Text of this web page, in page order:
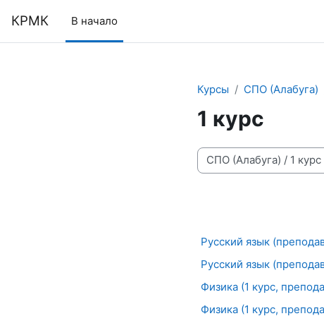
КРМК В начало
Курсы СПО (Алабуга)
1 курс
Категории курсов
Русский язык
Русский язык
Физика (1 курс,
Физика (1 курс,